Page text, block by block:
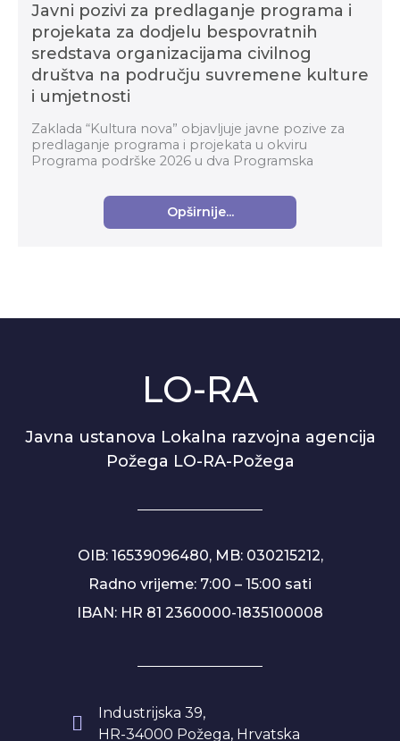
Javni pozivi za predlaganje programa i
projekata za dodjelu bespovratnih
sredstava organizacijama civilnog
društva na području suvremene kulture
i umjetnosti
Zaklada “Kultura nova” objavljuje javne pozive za
predlaganje programa i projekata u okviru
Programa podrške 2026 u dva Programska
umjetnost za...
Opširnije...
LO-RA
Javna ustanova Lokalna razvojna agencija
Požega LO-RA-Požega
OIB: 16539096480, MB: 030215212,
Radno vrijeme: 7:00 – 15:00 sati
IBAN: HR 81 2360000-1835100008
Industrijska 39,
HR-34000 Požega, Hrvatska